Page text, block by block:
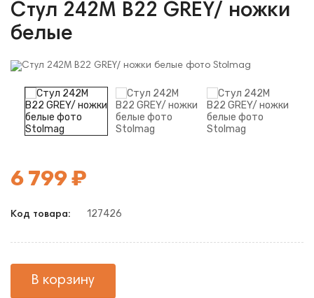
Стул 242M B22 GREY/ ножки
белые
6 799 ₽
Код товара: 127426
В корзину